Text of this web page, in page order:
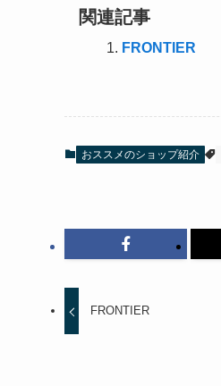
関連記事
FRONTIER
おススメのショップ紹介
FRONTIER